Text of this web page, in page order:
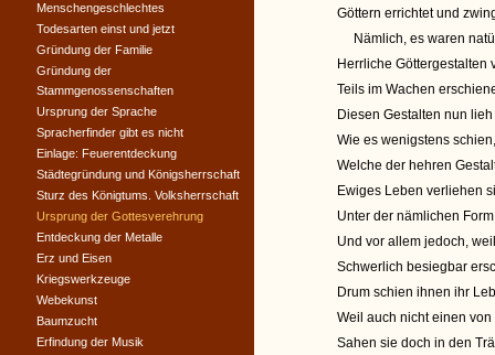
Göttern errichtet und
Nämlich, es waren
Herrliche Göttergestalten
Teils im Wachen
Diesen Gestalten nun
Wie es wenigstens
Welche der hehren
Ewiges Leben verliehen
Unter der nämlichen
Und vor allem jedoch,
Schwerlich besiegbar
Drum schien ihnen ihr
Weil auch nicht einen
Sahen sie doch in den
Menschengeschlechtes
Todesarten einst und jetzt
Gründung der Familie
Gründung der
Stammgenossenschaften
Ursprung der Sprache
Spracherfinder gibt es nicht
Einlage: Feuerentdeckung
Städtegründung und Königsherrschaft
Sturz des Königtums. Volksherrschaft
Ursprung der Gottesverehrung
Entdeckung der Metalle
Erz und Eisen
Kriegswerkzeuge
Webekunst
Baumzucht
Erfindung der Musik